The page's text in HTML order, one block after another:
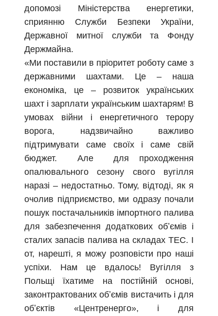
допомозі Міністерства енергетики,
сприянню Служби Безпеки України,
Державної митної служби та Фонду
Держмайна.
«Ми поставили в пріоритет роботу саме з
державними шахтами. Це – наша
економіка, це – розвиток українських
шахт і зарплати українським шахтарям! В
умовах війни і енергетичного терору
ворога, надзвичайно важливо
підтримувати саме своїх і саме свій
бюджет. Але для проходження
опалювального сезону свого вугілля
наразі – недостатньо. Тому, відтоді, як я
очолив підприємство, ми одразу почали
пошук постачальників імпортного палива
для забезпечення додаткових обʼємів і
сталих запасів палива на складах ТЕС. І
от, нарешті, я можу розповісти про наші
успіхи. Нам це вдалось! Вугілля з
Польщі їхатиме на постійній основі,
законтрактованих обʼємів вистачить і для
обʼєктів «Центренерго», і для